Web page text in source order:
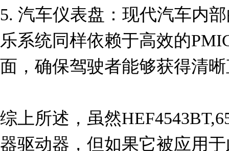
5. 汽车仪表盘：现代汽车内
乐系统同样依赖于高效的
面，确保驾驶者能够获得清
综上所述，虽然
器驱动器，但如果它被应用